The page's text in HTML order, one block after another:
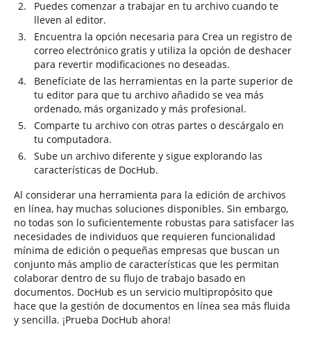
Puedes comenzar a trabajar en tu archivo cuando te
lleven al editor.
Encuentra la opción necesaria para Crea un registro de
correo electrónico gratis y utiliza la opción de deshacer
para revertir modificaciones no deseadas.
Benefíciate de las herramientas en la parte superior de
tu editor para que tu archivo añadido se vea más
ordenado, más organizado y más profesional.
Comparte tu archivo con otras partes o descárgalo en
tu computadora.
Sube un archivo diferente y sigue explorando las
características de DocHub.
Al considerar una herramienta para la edición de archivos
en línea, hay muchas soluciones disponibles. Sin embargo,
no todas son lo suficientemente robustas para satisfacer las
necesidades de individuos que requieren funcionalidad
mínima de edición o pequeñas empresas que buscan un
conjunto más amplio de características que les permitan
colaborar dentro de su flujo de trabajo basado en
documentos. DocHub es un servicio multipropósito que
hace que la gestión de documentos en línea sea más fluida
y sencilla. ¡Prueba DocHub ahora!